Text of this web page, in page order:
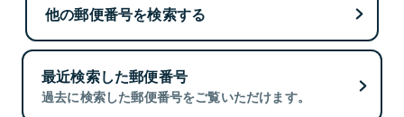
他の郵便番号を検索する
最近検索した郵便番号
過去に検索した郵便番号をご覧いただけます。